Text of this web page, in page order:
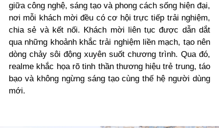
giữa công nghệ, sáng tạo và phong cách sống hiện đại,
nơi mỗi khách mời đều có cơ hội trực tiếp trải nghiệm,
chia sẻ và kết nối. Khách mời liên tục được dẫn dắt
qua những khoảnh khắc trải nghiệm liền mạch, tạo nên
dòng chảy sôi động xuyên suốt chương trình. Qua đó,
realme khắc họa rõ tinh thần thương hiệu trẻ trung, táo
bạo và không ngừng sáng tạo cùng thế hệ người dùng
mới.